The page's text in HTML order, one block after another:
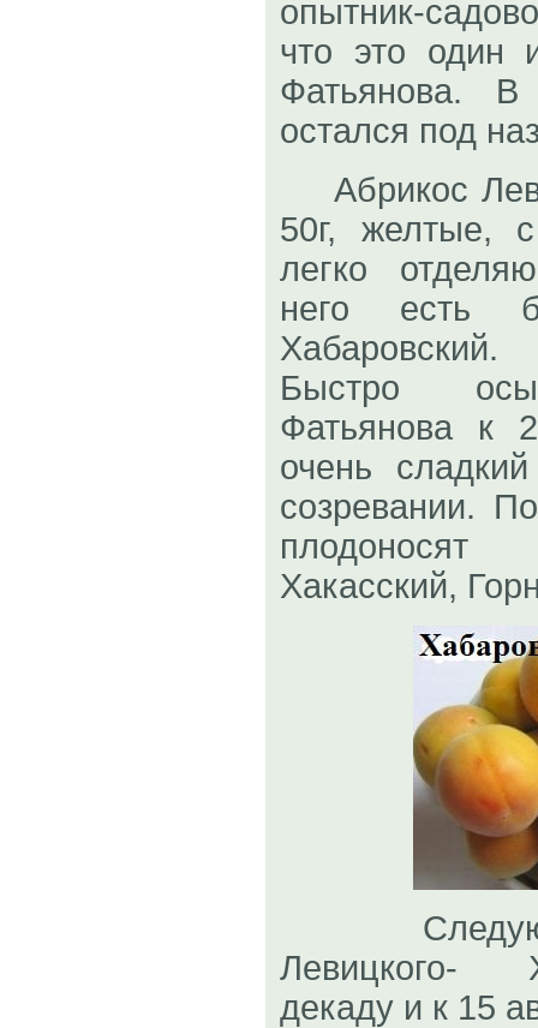
опытник-
что это один
Фатьянова.
остался под
Абрикос
50г, желтые,
легко
него есть
Быстро
Фатьянова к
очень
созревании.
Хакасский,
Левицкого-
декаду и к 15